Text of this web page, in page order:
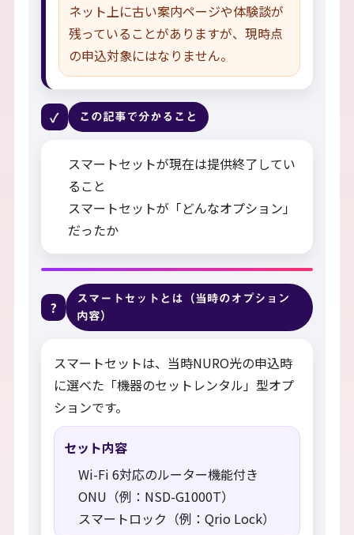
ネット上に古い案内ページや体験談が
残っていることがありますが、現時点
の申込対象にはなりません。
✓ この記事で分かること
スマートセットが現在は提供終了してい
ること
スマートセットが「どんなオプション」
だったか
?
スマートセットとは（当時のオプション
内容）
スマートセットは、当時NURO光の申込時
に選べた「機器のセットレンタル」型オプ
ションです。
セット内容
Wi-Fi 6対応のルーター機能付き
ONU（例：NSD-G1000T）
スマートロック（例：Qrio Lock）